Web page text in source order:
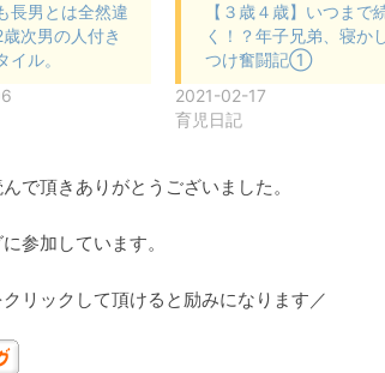
長男とは全然違
次男の人付き
イル。
【３歳４歳】いつまで
く！？年子兄弟、寝か
つけ奮闘記①
2021-02-17
育児日記
で頂きありがとうございました。
参加しています。
リックして頂けると励みになります／